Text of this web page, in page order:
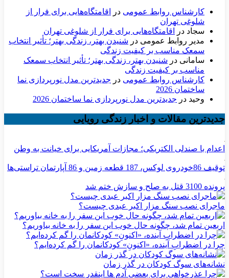
کارشناس روابط عمومی در
اقامتگاه‌هایی برای فرار از
شلوغی تهران
سجاد در
اقامتگاه‌هایی برای فرار از شلوغی تهران
مدیر روابط عمومی در شنیدن بهتر، زندگی بهتر؛ تأثیر انتخاب
سمعک مناسب بر کیفیت زندگی
سامانی در شنیدن بهتر، زندگی بهتر؛ تأثیر انتخاب سمعک
مناسب بر کیفیت زندگی
کارشناس روابط عمومی در جدیدترین مدل نورپردازی نما
ساختمان 2026
وحید در جدیدترین مدل نورپردازی نما ساختمان 2026
جدیدترین مقالات و اخبار زندگی رویایی
اعدام با صندلی الکتریکی؛ مجازات آمریکایی برای خیانت به وطن
توقیف 86خودروی لوکس، 187 قطعه زمین و 86 آپارتمان تراستی‌ها
پرونده 3100 قتل به صلح و سازش ختم شد
ماجرای نصب سنگ مزار اکبر عبدی چیست؟
اربعین تمام شد، چگونه حال خوب این سفر را به خانه بیاوریم؟
چرا در اضطرابِ آینده، «اکنونِ» کودکانمان را گم کرده‌ایم؟
نشانه‌های سوگ کودکان در گذر زمان